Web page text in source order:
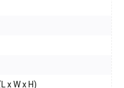
x W x H)